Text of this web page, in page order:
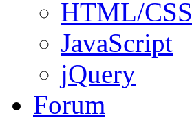
HTML/CSS
JavaScript
jQuery
Forum